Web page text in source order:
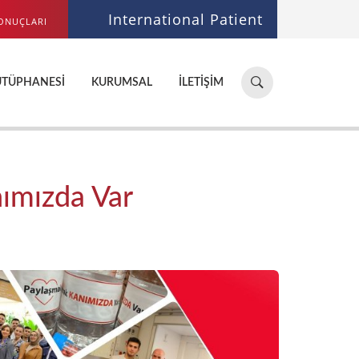
International Patient
Hastane,
doktor,
ara...
KURUMSAL İLETIŞIM
Var